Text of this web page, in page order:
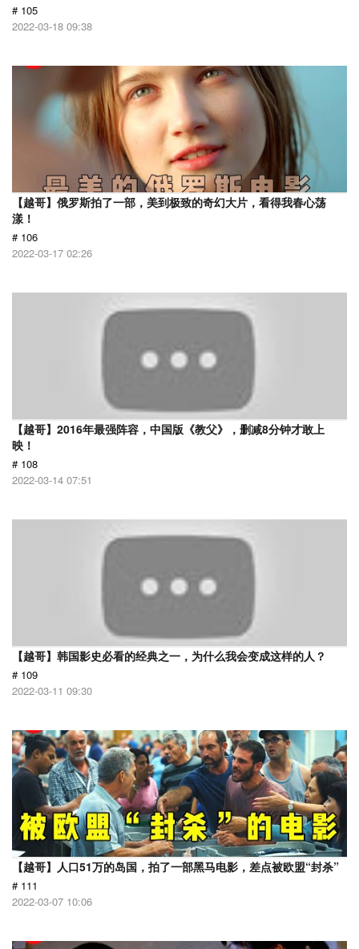
# 105
2022-03-18 09:38
【越哥】俄罗斯拍了一部，美到极致的奇幻大片，看得我春心荡
漾！
# 106
2022-03-17 02:26
【越哥】2016年最强阵容，中国版《教父》，删减8分钟才敢上
映！
# 108
2022-03-14 07:51
【越哥】韩国影史必看的经典之一，为什么我会变成这样的人？
# 109
2022-03-11 09:30
【越哥】人口51万的岛国，拍了一部黑马电影，差点被欧盟“封杀”
# 111
2022-03-07 10:06